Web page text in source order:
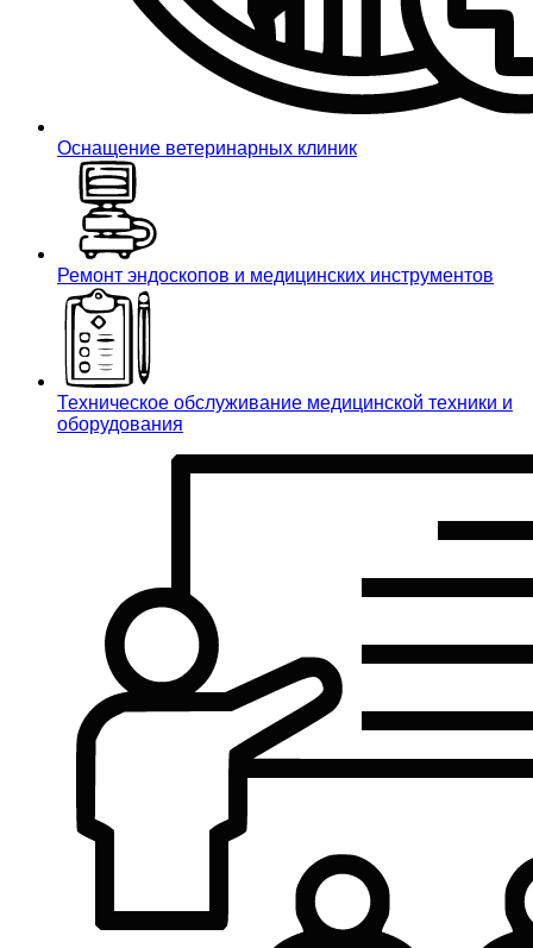
Оснащение ветеринарных клиник
Ремонт эндоскопов и медицинских инструментов
Техническое обслуживание медицинской техники и
оборудования